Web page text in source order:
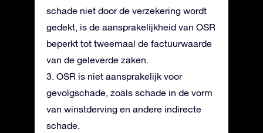
schade niet door de verzekering wordt
gedekt, is de aansprakelijkheid van OSR
beperkt tot tweemaal de factuurwaarde
van de geleverde zaken.
3. OSR is niet aansprakelijk voor
gevolgschade, zoals schade in de vorm
van winstderving en andere indirecte
schade.